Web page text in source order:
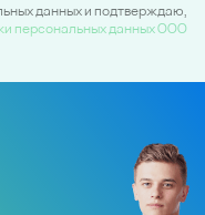
данных и подтверждаю,
персональных данных ООО